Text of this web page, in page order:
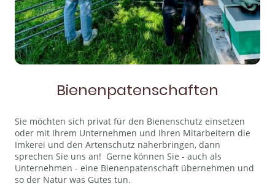
Bienenpatenschaften
Sie möchten sich privat für den Bienenschutz einsetzen
oder mit Ihrem Unternehmen und Ihren Mitarbeitern die
Imkerei und den Artenschutz näherbringen, dann
sprechen Sie uns an! Gerne können Sie - auch als
Unternehmen - eine Bienenpatenschaft übernehmen und
so der Natur was Gutes tun.